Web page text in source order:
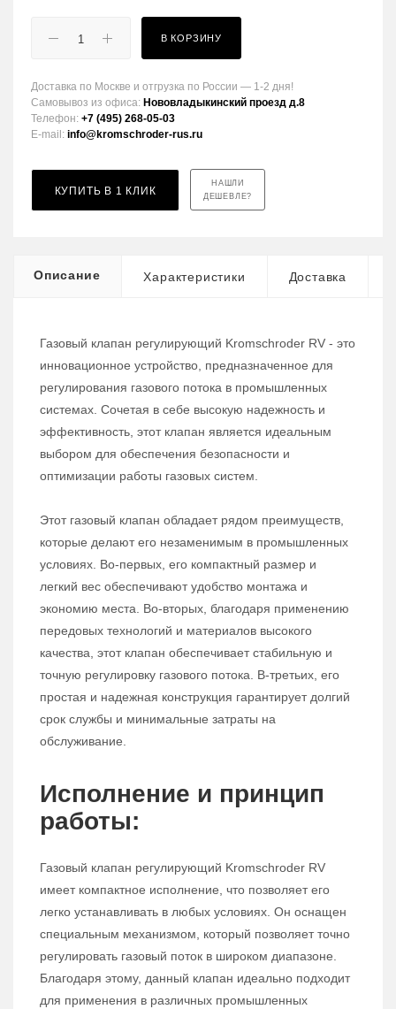
В КОРЗИНУ
Доставка по Москве и отгрузка по России — 1-2 дня!
Самовывоз из офиса: Нововладыкинский проезд д.8
Телефон: +7 (495) 268-05-03
E-mail: info@kromschroder-rus.ru
КУПИТЬ В 1 КЛИК
НАШЛИ
ДЕШЕВЛЕ?
Описание Характеристики Доставка
Газовый клапан регулирующий Kromschroder RV - это
инновационное устройство, предназначенное для
регулирования газового потока в промышленных
системах. Сочетая в себе высокую надежность и
эффективность, этот клапан является идеальным
выбором для обеспечения безопасности и
оптимизации работы газовых систем.
Этот газовый клапан обладает рядом преимуществ,
которые делают его незаменимым в промышленных
условиях. Во-первых, его компактный размер и
легкий вес обеспечивают удобство монтажа и
экономию места. Во-вторых, благодаря применению
передовых технологий и материалов высокого
качества, этот клапан обеспечивает стабильную и
точную регулировку газового потока. В-третьих, его
простая и надежная конструкция гарантирует долгий
срок службы и минимальные затраты на
обслуживание.
Исполнение и принцип
работы:
Газовый клапан регулирующий Kromschroder RV
имеет компактное исполнение, что позволяет его
легко устанавливать в любых условиях. Он оснащен
специальным механизмом, который позволяет точно
регулировать газовый поток в широком диапазоне.
Благодаря этому, данный клапан идеально подходит
для применения в различных промышленных